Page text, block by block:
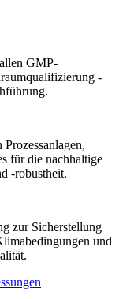
GMP-
-
für die nachhaltige
-robustheit.
zur Sicherstellung
und